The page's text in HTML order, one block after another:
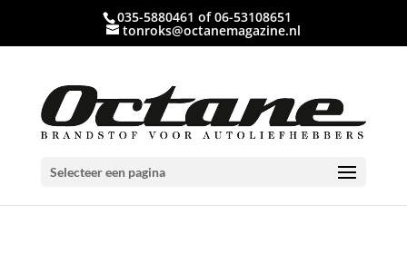
035-5880461 of 06-53108651
tonroks@octanemagazine.nl
Selecteer een pagina